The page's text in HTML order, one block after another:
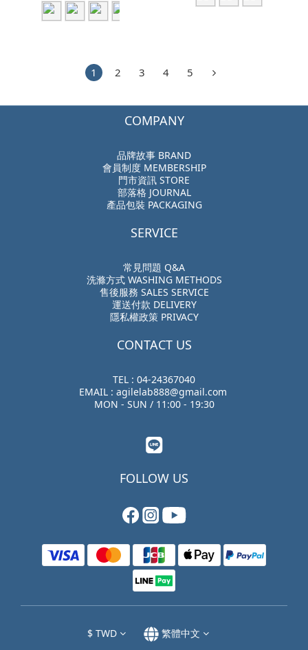
1 2 3 4 5
COMPANY
品牌故事 BRAND
會員制度 MEMBERSHIP
門市資訊 STORE
部落格 JOURNAL
產品包裝 PACKAGING
SERVICE
常見問題 Q&A
洗滌方式 WASHING METHODS
售後服務 SALES SERVICE
運送付款 DELIVERY
隱私權政策 PRIVACY
CONTACT US
TEL : 04-24367040
EMAIL : agilelab888@gmail.com
MON - SUN / 11:00 - 19:30
FOLLOW US
$ TWD 繁體中文